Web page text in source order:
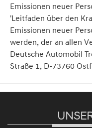
Emissionen neuer
'Leitfaden über den
Emissionen neuer
werden, der an allen
Deutsche Automobil
Straße 1, D-73760